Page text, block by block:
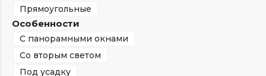
Прямоугольные
Особенности
С панорамными окнами
Со вторым светом
Под усадку